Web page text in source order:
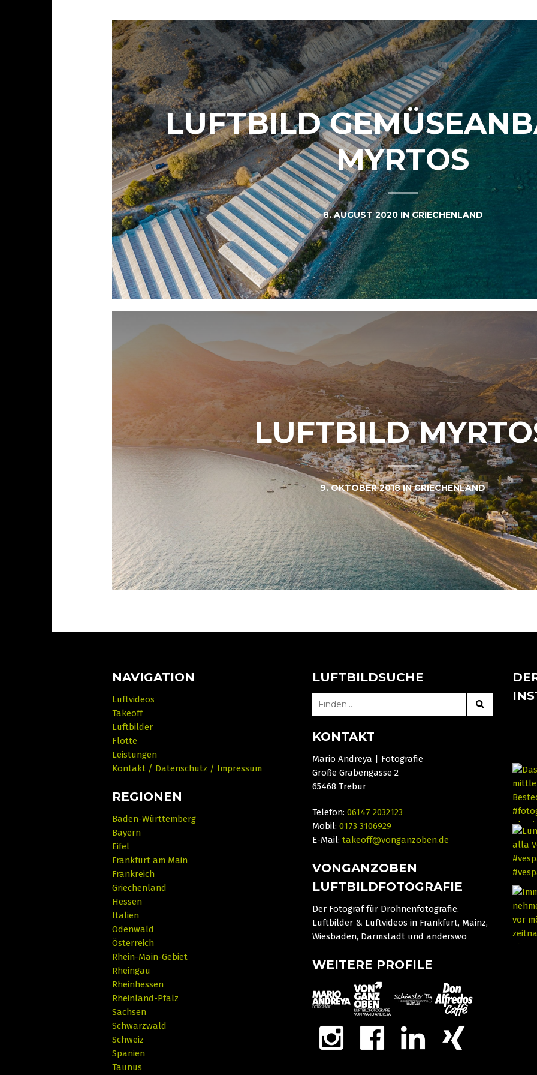
LUFTBILD
MYRTOS
8. AUGUST 2020 INGRIECHENLAND
LUFTBILD
9. OKTOBER 2018INGRIECHENLAND
NAVIGATION
Luftvideos
Takeoff
Luftbilder
Flotte
Leistungen
Kontakt / Datenschutz / Impressum
REGIONEN
Baden-Württemberg
Bayern
Eifel
Frankfurt am Main
Frankreich
Griechenland
Hessen
Italien
Odenwald
Österreich
Rhein-Main-Gebiet
Rheingau
Rheinhessen
Rheinland-Pfalz
Sachsen
Schwarzwald
Schweiz
Spanien
Taunus
LUFTBILDSUCHE
SEARCH
FOR:
KONTAKT
Mario Andreya | Fotografie
Große Grabengasse 2
65468 Trebur
Telefon:06147 2032123
Mobil:0173 3106929
E-Mail:takeoff@vonganzoben.de
VONGANZOBEN
LUFTBILDFOTOGRAFIE
Der Fotograf für Drohnenfotografie.
Luftbilder & Luftvideos in Frankfurt, Mainz,
Wiesbaden, Darmstadt und anderswo
WEITERE PROFILE